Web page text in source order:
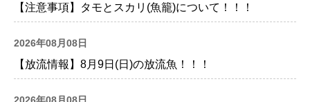
【注意事項】タモとスカリ(魚籠)について！！！
2026年08月08日
【放流情報】8月9日(日)の放流魚！！！